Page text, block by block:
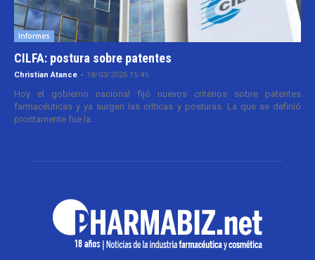
Informes
CILFA: postura sobre patentes
Christian Atance - 18/03/2026 15:45
Hoy el gobierno nacional fijó nuevos criterios sobre patentes
farmacéuticas y ya surgen las críticas y posturas. La que se definió
prontamente fue la...